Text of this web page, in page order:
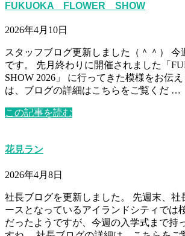
FUKUOKA FLOWER SHOW
2026年4月10日
スタッフブログ更新しました（＾＾） 今
です。 先月終わりに開催されました「
SHOW 2026」 に行ってきた模様をお伝
は、ブログの詳細はこちらをご覧くだ …
この記事を読む
花見ラン
2026年4月8日
社長ブログを更新しました。 先週末、社
ースとなっているアイランドシティでは
だったようですが、今週の入学式まで持